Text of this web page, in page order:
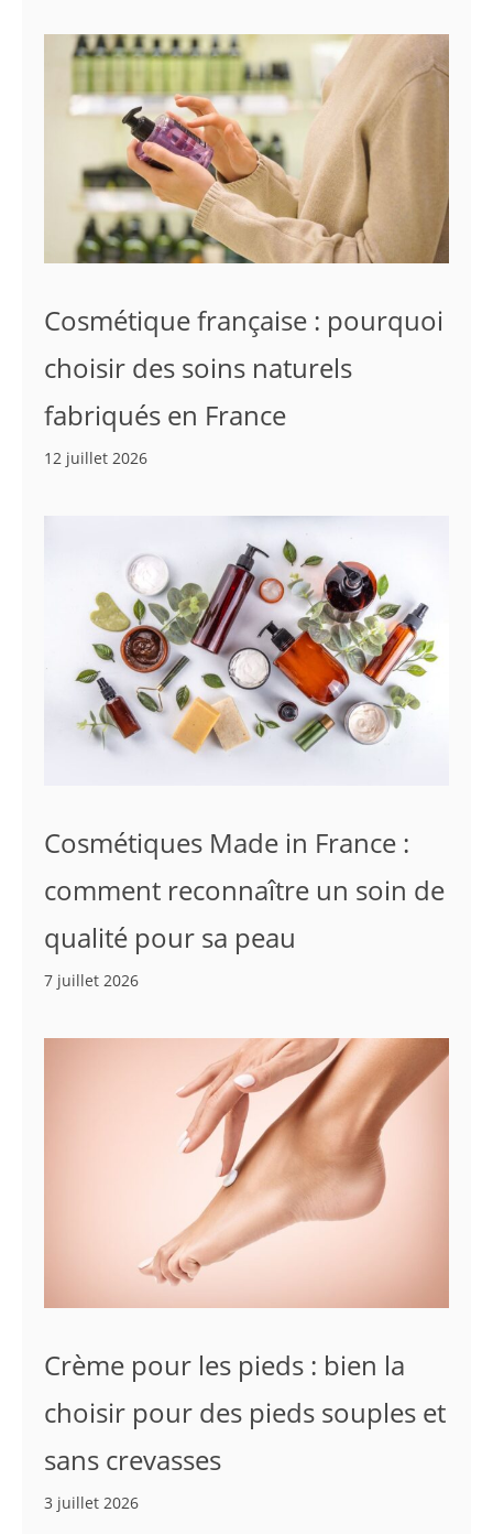
Cosmétique française : pourquoi
choisir des soins naturels
fabriqués en France
12 juillet 2026
Cosmétiques Made in France :
comment reconnaître un soin de
qualité pour sa peau
7 juillet 2026
Crème pour les pieds : bien la
choisir pour des pieds souples et
sans crevasses
3 juillet 2026